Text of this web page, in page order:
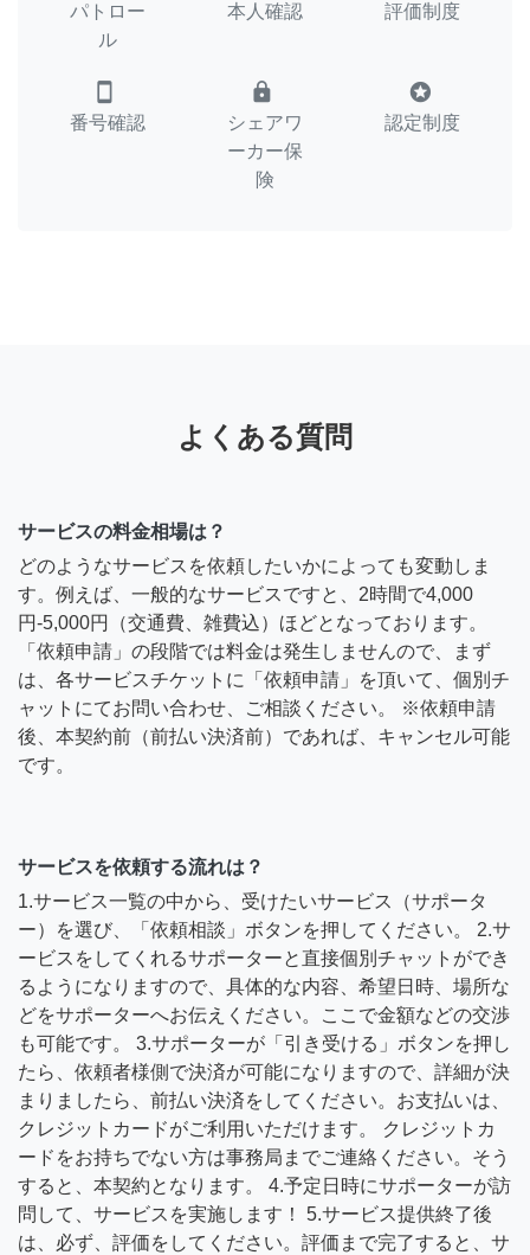
パトロー
ル
本人確認 評価制度
smartphone
番号確認
lock
シェアワ
ーカー保
険
stars
認定制度
よくある質問
サービスの料金相場は？
どのようなサービスを依頼したいかによっても変動しま
す。例えば、一般的なサービスですと、2時間で4,000
円-5,000円（交通費、雑費込）ほどとなっております。
「依頼申請」の段階では料金は発生しませんので、まず
は、各サービスチケットに「依頼申請」を頂いて、個別チ
ャットにてお問い合わせ、ご相談ください。 ※依頼申請
後、本契約前（前払い決済前）であれば、キャンセル可能
です。
サービスを依頼する流れは？
1.サービス一覧の中から、受けたいサービス（サポータ
ー）を選び、「依頼相談」ボタンを押してください。 2.サ
ービスをしてくれるサポーターと直接個別チャットができ
るようになりますので、具体的な内容、希望日時、場所な
どをサポーターへお伝えください。ここで金額などの交渉
も可能です。 3.サポーターが「引き受ける」ボタンを押し
たら、依頼者様側で決済が可能になりますので、詳細が決
まりましたら、前払い決済をしてください。お支払いは、
クレジットカードがご利用いただけます。 クレジットカ
ードをお持ちでない方は事務局までご連絡ください。そう
すると、本契約となります。 4.予定日時にサポーターが訪
問して、サービスを実施します！ 5.サービス提供終了後
は、必ず、評価をしてください。評価まで完了すると、サ